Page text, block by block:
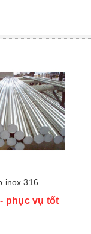
inox 316
phục vụ tốt